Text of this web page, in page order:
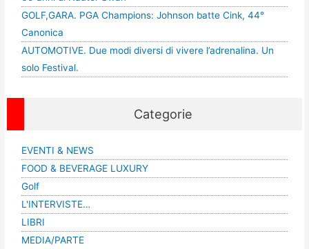
GOLF,GARA. PGA Champions: Johnson batte Cink, 44°
Canonica
AUTOMOTIVE. Due modi diversi di vivere l’adrenalina. Un
solo Festival.
Categorie
EVENTI & NEWS
FOOD & BEVERAGE LUXURY
Golf
L'INTERVISTE…
LIBRI
MEDIA/PARTE